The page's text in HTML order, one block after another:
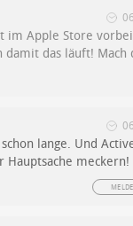
im Apple Store
damit das läuft! Mach
lange. Und
Hauptsache meckern!